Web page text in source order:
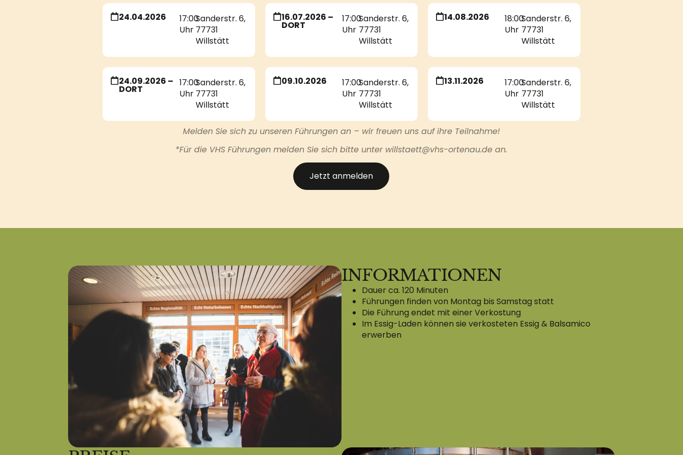
24.04.2026
17:00
Uhr
Sanderstr. 6,
77731
Willstätt
16.07.2026 –
DORT
17:00
Uhr
Sanderstr. 6,
77731
Willstätt
14.08.2026
18:00
Uhr
Sanderstr. 6,
77731
Willstätt
24.09.2026 –
DORT
17:00
Uhr
Sanderstr. 6,
77731
Willstätt
09.10.2026
17:00
Uhr
Sanderstr. 6,
77731
Willstätt
13.11.2026
17:00
Uhr
Sanderstr. 6,
77731
Willstätt
Melden Sie sich zu unseren Führungen an – wir freuen uns auf ihre Teilnahme!
*Für die VHS Führungen melden Sie sich bitte unter willstaett@vhs-ortenau.de an.
Jetzt anmelden
INFORMATIONEN
Dauer ca. 120 Minuten
Führungen finden von Montag bis Samstag statt
Die Führung endet mit einer Verkostung
Im Essig-Laden können sie verkosteten Essig & Balsamico
erwerben